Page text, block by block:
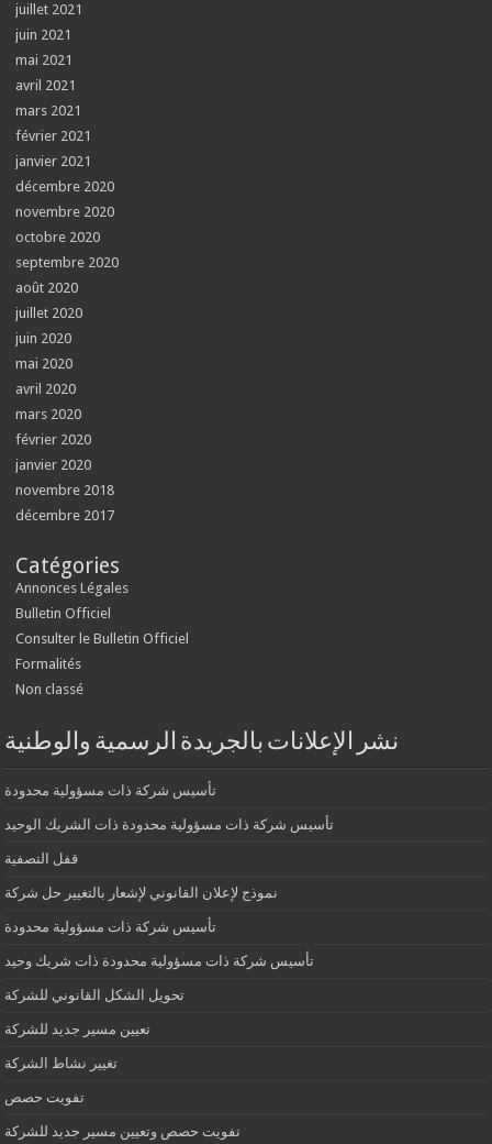
juillet 2021
juin 2021
mai 2021
avril 2021
mars 2021
février 2021
janvier 2021
décembre 2020
novembre 2020
octobre 2020
septembre 2020
août 2020
juillet 2020
juin 2020
mai 2020
avril 2020
mars 2020
février 2020
janvier 2020
novembre 2018
décembre 2017
Catégories
Annonces Légales
Bulletin Officiel
Consulter le Bulletin Officiel
Formalités
Non classé
نشر الإعلانات بالجريدة الرسمية والوطنية
تأسيس شركة ذات مسؤولية محدودة
تأسيس شركة ذات مسؤولية محدودة ذات الشريك الوحيد
قفل التصفية
نموذج لإعلان القانوني لإشعار بالتغيير حل شركة
تأسيس شركة ذات مسؤولية محدودة
تأسيس شركة ذات مسؤولية محدودة ذات شريك وحيد
تحويل الشكل القانوني للشركة
تعيين مسير جديد للشركة
تغيير نشاط الشركة
تفويت حصص
تفويت حصص وتعيين مسير جديد للشركة